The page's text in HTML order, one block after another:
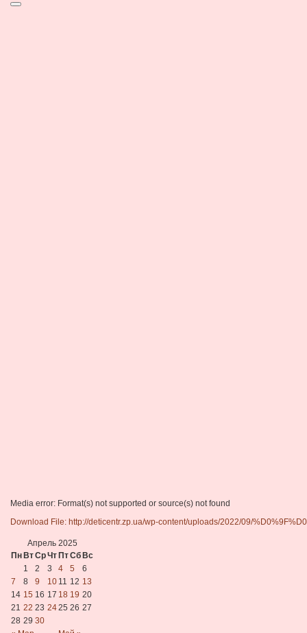
Media error: Format(s) not supported or source(s) not found
Download File: http://deticentr.zp.ua/wp-content/uploads/2022/09/
00:00
Апрель 2025
ПнВтСрЧтПтСбВс
1 2 3 4 5
6
7
8 9 10 11 12 13
14 15 16 17 18 19 20
21 22 23 2425 26 27
28 29 30